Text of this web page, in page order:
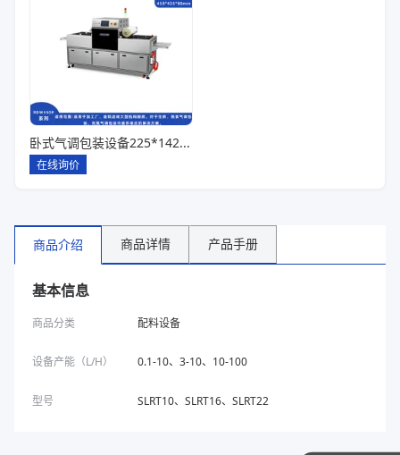
卧式气调包装设备225*142*80一出六
在线询价
商品介绍 商品详情 产品手册
基本信息
商品分类 配料设备
设备产能（L/H） 0.1-10、3-10、10-100
型号 SLRT10、SLRT16、SLRT22